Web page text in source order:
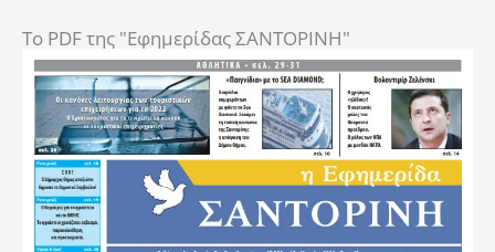
To PDF της "Εφημερίδας ΣΑΝΤΟΡΙΝΗ"